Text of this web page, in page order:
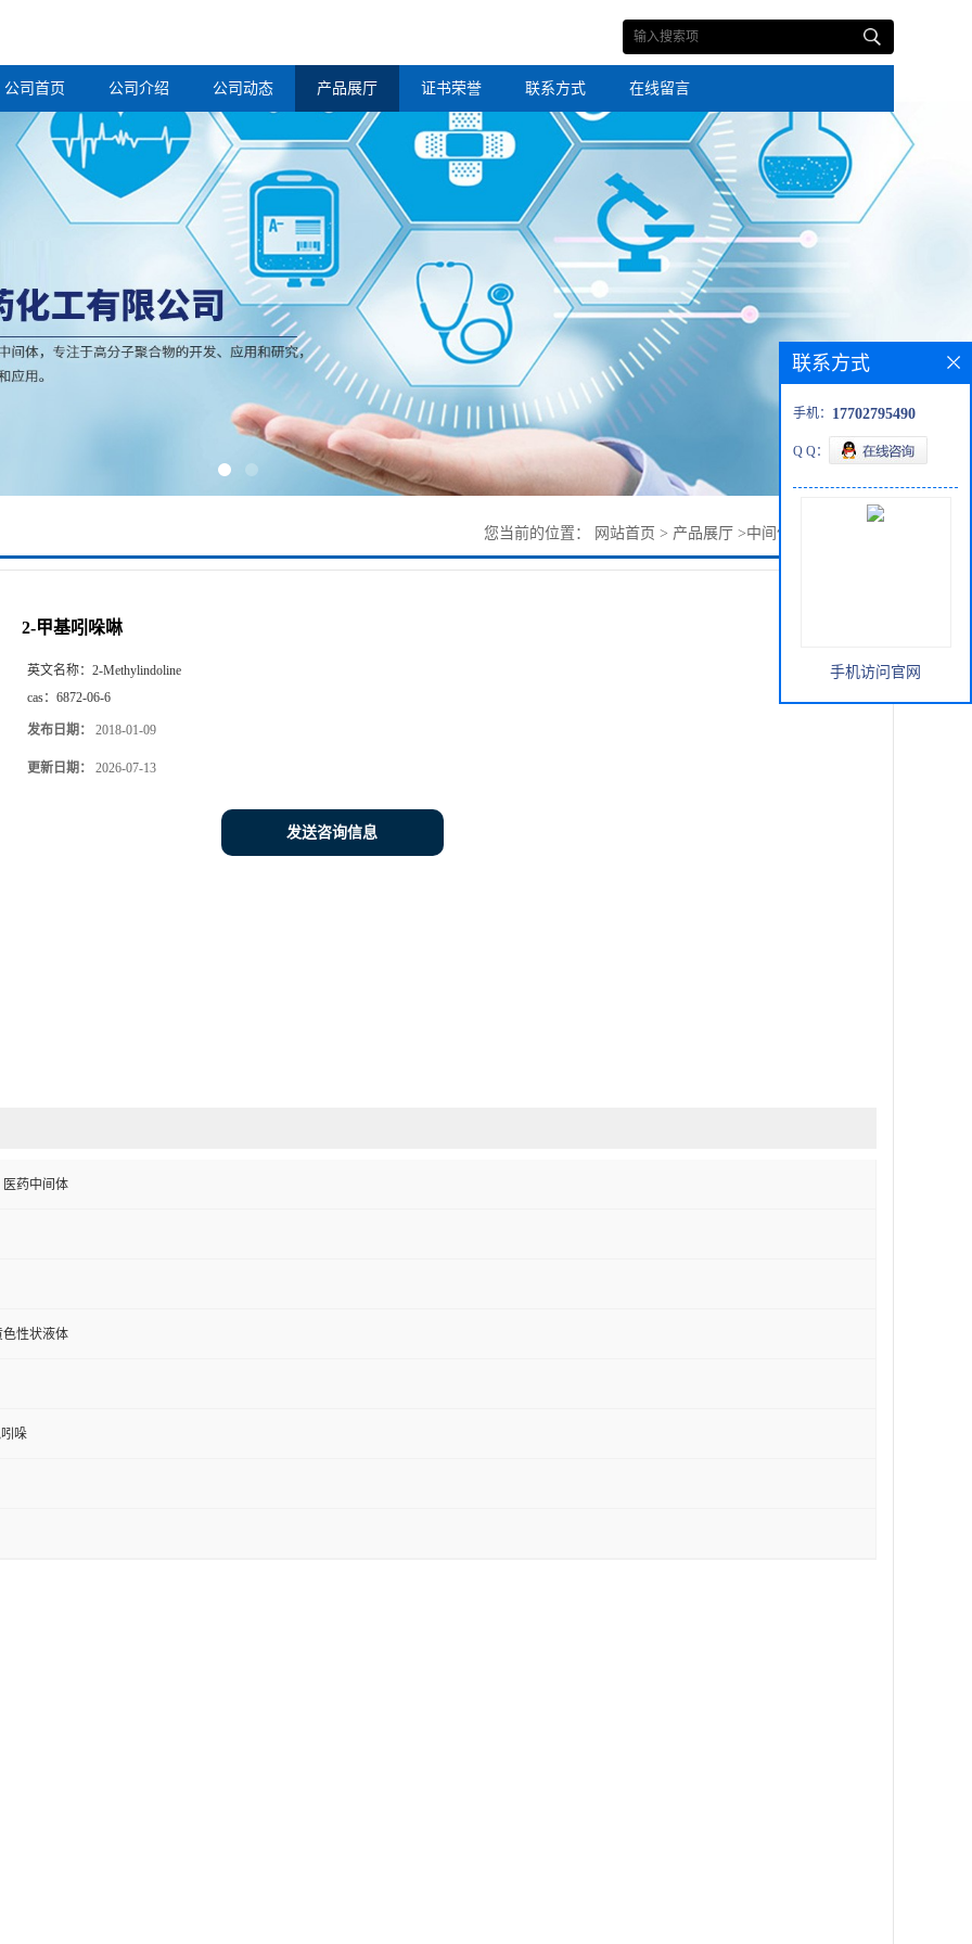
公司首页 公司介绍 公司动态 产品展厅 证书荣誉 联系方式 在线留言
您当前的位置： 网站首页 > 产品展厅 >中间体
2-甲基吲哚啉
英文名称： 2-Methylindoline
cas： 6872-06-6
发布日期： 2018-01-09
更新日期： 2026-07-13
发送咨询信息
药中间体
性状液体
哚
联系方式
手机： 17702795490
Q Q：
手机访问官网